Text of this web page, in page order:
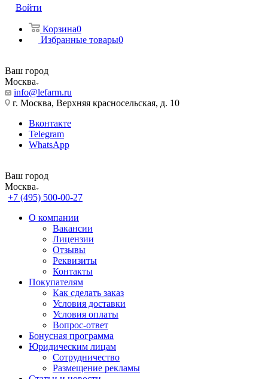
Войти
Корзина0
Избранные товары0
Ваш город
Москва
info@lefarm.ru
г. Москва, Верхняя красносельская, д. 10
Вконтакте
Telegram
WhatsApp
Ваш город
Москва
+7 (495) 500-00-27
О компании
Вакансии
Лицензии
Отзывы
Реквизиты
Контакты
Покупателям
Как сделать заказ
Условия доставки
Условия оплаты
Вопрос-ответ
Бонусная программа
Юридическим лицам
Сотрудничество
Размещение рекламы